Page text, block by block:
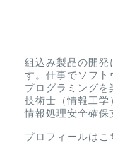
組込み製品の開発
す。仕事でソフト
プログラミングを
技術士（情報工学
情報処理安全確保
プロフィールはこ